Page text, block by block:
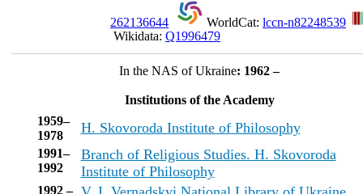
262136644 WorldCat: lccn-n82248539
Wikidata: Q1996479
In the NAS of Ukraine: 1962 –
Institutions of the Academy
1959–
1978
H. Skovoroda Institute of Philosophy
1991–
1992
Branch of Religious Studies. H. Skovoroda
Institute of Philosophy
1992 –